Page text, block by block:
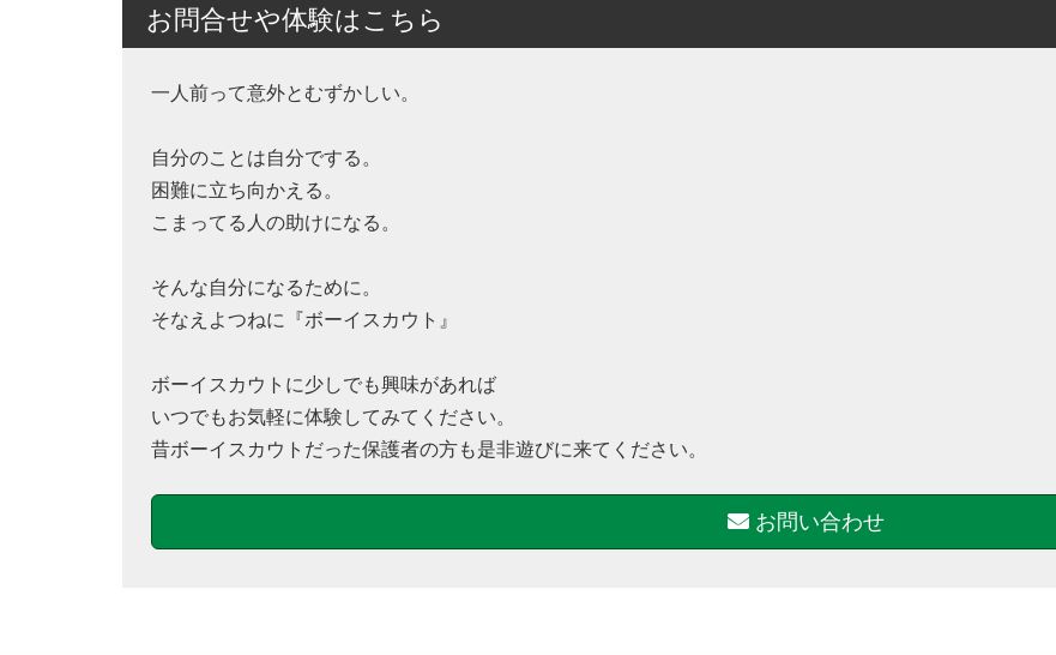
お問合せや体験はこちら
一人前って意外とむずかしい。
自分のことは自分でする。
困難に立ち向かえる。
こまってる人の助けになる。
そんな自分になるために。
そなえよつねに『ボーイスカウト』
ボーイスカウトに少しでも興味があれば
いつでもお気軽に体験してみてください。
昔ボーイスカウトだった保護者の方も是非遊びに来てください。
お問い合わせ